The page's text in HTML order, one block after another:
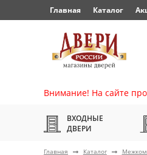
Главная Каталог
Внимание! На сайте
ВХОДНЫЕ
ДВЕРИ
Главная Каталог